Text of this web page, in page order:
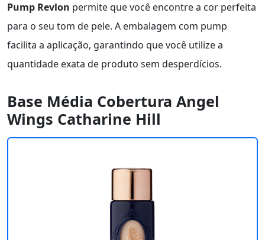
Pump Revlon permite que você encontre a cor perfeita
para o seu tom de pele. A embalagem com pump
facilita a aplicação, garantindo que você utilize a
quantidade exata de produto sem desperdícios.
Base Média Cobertura Angel
Wings Catharine Hill